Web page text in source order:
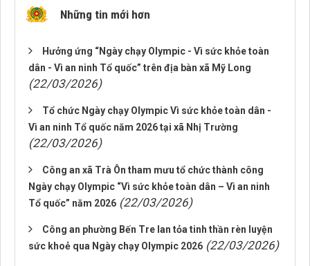
Những tin mới hơn
Hưởng ứng “Ngày chạy Olympic - Vì sức khỏe toàn
dân - Vì an ninh Tổ quốc” trên địa bàn xã Mỹ Long
(22/03/2026)
Tổ chức Ngày chạy Olympic Vì sức khỏe toàn dân -
Vì an ninh Tổ quốc năm 2026 tại xã Nhị Trường
(22/03/2026)
Công an xã Trà Ôn tham mưu tổ chức thành công
Ngày chạy Olympic “Vì sức khỏe toàn dân – Vì an ninh
Tổ quốc” năm 2026 (22/03/2026)
Công an phường Bến Tre lan tỏa tinh thần rèn luyện
sức khoẻ qua Ngày chạy Olympic 2026 (22/03/2026)